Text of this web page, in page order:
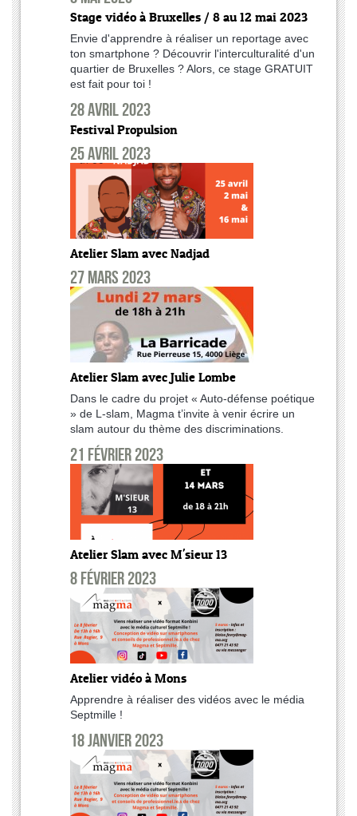
Stage vidéo à Bruxelles / 8 au 12 mai 2023
Envie d'apprendre à réaliser un reportage avec
ton smartphone ? Découvrir l'interculturalité d'un
quartier de Bruxelles ? Alors, ce stage GRATUIT
est fait pour toi !
28 avril 2023
Festival Propulsion
25 avril 2023
Atelier Slam avec Nadjad
27 mars 2023
Atelier Slam avec Julie Lombe
Dans le cadre du projet « Auto-défense poétique
» de L-slam, Magma t’invite à venir écrire un
slam autour du thème des discriminations.
21 février 2023
Atelier Slam avec M'sieur 13
8 février 2023
Atelier vidéo à Mons
Apprendre à réaliser des vidéos avec le média
Septmille !
18 janvier 2023